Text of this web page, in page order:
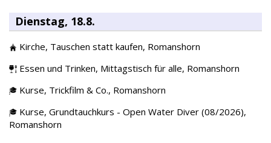
Dienstag, 18.8.
Kirche, Tauschen statt kaufen, Romanshorn
Essen und Trinken, Mittagstisch für alle, Romanshorn
Kurse, Trickfilm & Co., Romanshorn
Kurse, Grundtauchkurs - Open Water Diver (08/2026),
Romanshorn